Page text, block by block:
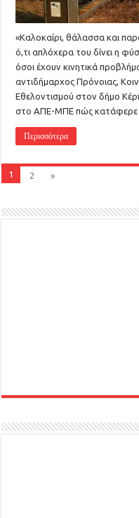
«Καλοκαίρι, θάλασσα και
ό,τι απλόχερα του δίνει η
όσοι έχουν κινητικά
αντιδήμαρχος Πρόνοιας,
Εθελοντισμού στον δήμο
στο ΑΠΕ-ΜΠΕ πώς κατάφερε
Περισσότερα
1 2 »